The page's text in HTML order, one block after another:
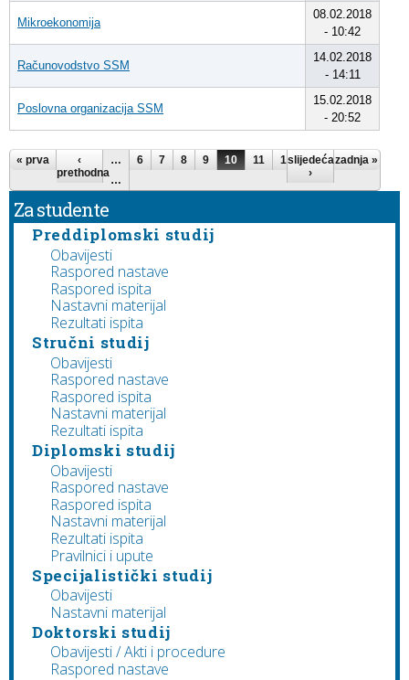
Mikroekonomija
08.02.2018
- 10:42
Računovodstvo SSM
14.02.2018
- 14:11
Poslovna organizacija SSM
15.02.2018
- 20:52
Stranice
« prva
‹
prethodna
… 6 7 8 9 10 11 12 13
14
…
slijedeća
›
zadnja »
Za studente
Preddiplomski studij
Obavijesti
Raspored nastave
Raspored ispita
Nastavni materijal
Rezultati ispita
Stručni studij
Obavijesti
Raspored nastave
Raspored ispita
Nastavni materijal
Rezultati ispita
Diplomski studij
Obavijesti
Raspored nastave
Raspored ispita
Nastavni materijal
Rezultati ispita
Pravilnici i upute
Specijalistički studij
Obavijesti
Nastavni materijal
Doktorski studij
Obavijesti / Akti i procedure
Raspored nastave